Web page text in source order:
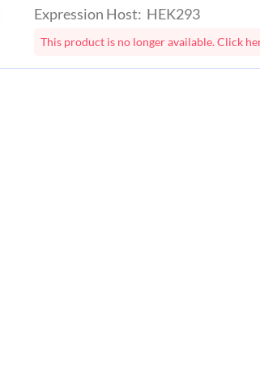
Expression Host: HEK293
This product is no longer available. Click